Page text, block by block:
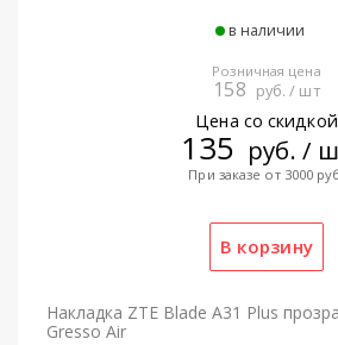
в наличии
Розничная цена
158 руб. / шт
Цена со скидкой
135 руб. /
При заказе от 3000
Накладка ZTE Blade A31 Plus
Gresso Air